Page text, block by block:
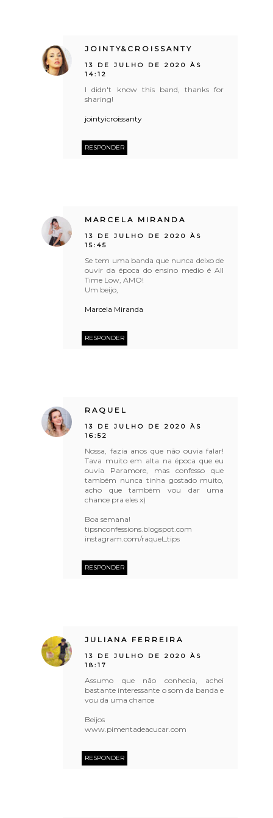
JOINTY&CROISSANTY
13 DE JULHO DE 2020 ÀS
14:12
I didn't know this band, thanks for
sharing!
jointyicroissanty
RESPONDER
MARCELA MIRANDA
13 DE JULHO DE 2020 ÀS
15:45
Se tem uma banda que nunca deixo de
ouvir da época do ensino medio é All
Time Low, AMO!
Um beijo,
Marcela Miranda
RESPONDER
RAQUEL
13 DE JULHO DE 2020 ÀS
16:52
Nossa, fazia anos que não ouvia falar!
Tava muito em alta na época que eu
ouvia Paramore, mas confesso que
também nunca tinha gostado muito,
acho que também vou dar uma
chance pra eles x)
Boa semana!
tipsnconfessions.blogspot.com
instagram.com/raquel_tips
RESPONDER
JULIANA FERREIRA
13 DE JULHO DE 2020 ÀS
18:17
Assumo que não conhecia, achei
bastante interessante o som da banda e
vou da uma chance
Beijos
www.pimentadeacucar.com
RESPONDER